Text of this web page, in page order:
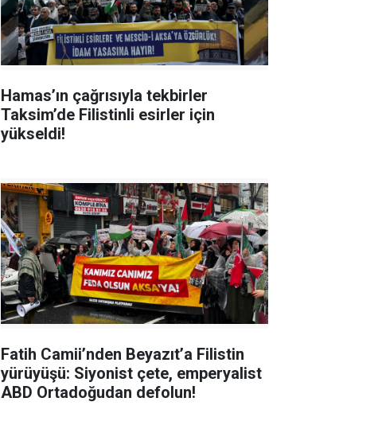
Hamas’ın çağrısıyla tekbirler
Taksim’de Filistinli esirler için
yükseldi!
Fatih Camii’nden Beyazıt’a Filistin
yürüyüşü: Siyonist çete, emperyalist
ABD Ortadoğudan defolun!